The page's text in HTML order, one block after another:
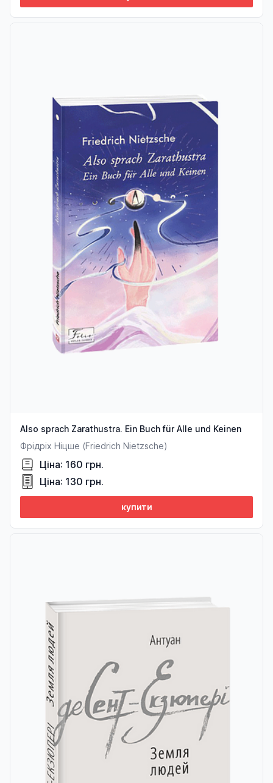
Also sprach Zarathustra. Ein Buch für Alle und Keinen
Фрідріх Ніцше (Friedrich Nietzsche)
Ціна: 160 грн.
Ціна: 130 грн.
купити